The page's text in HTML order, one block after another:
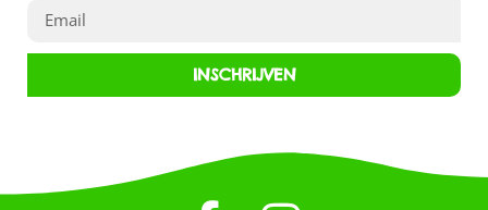
INSCHRIJVEN